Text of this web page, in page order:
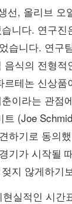
선, 올리브 오
니다. 연구
습니다. 연구
음식의 전형
르테논 신상
이라는 관점
트 (Joe
하기로 동의
기가 시작될
지 않게하기
실적인 시간